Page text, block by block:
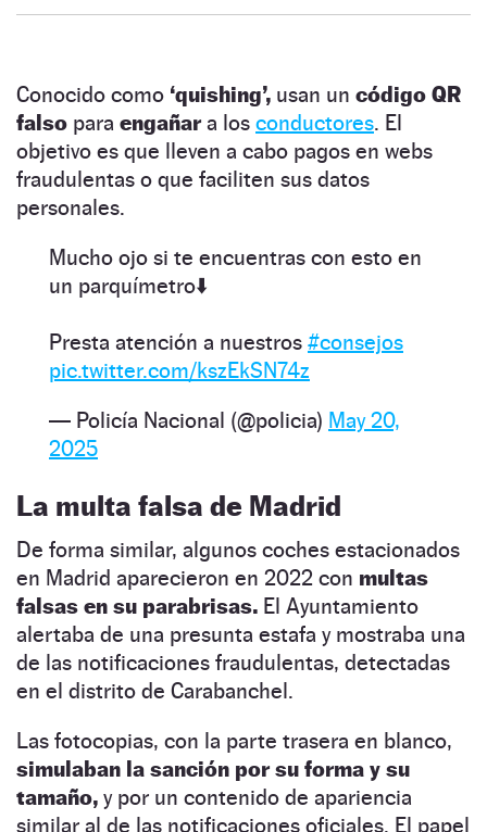
Conocido como ‘quishing’, usan un código QR
falso para engañara los conductores. El
objetivo es que lleven a cabo pagos en webs
fraudulentas o que faciliten sus datos
personales.
Mucho ojo si te encuentras con esto en
un parquímetro⬇️
Presta atención a nuestros #consejos
pic.twitter.com/kszEkSN74z
— Policía Nacional (@policia) May 20,
2025
La multa falsa de Madrid
De forma similar, algunos coches estacionados
en Madrid aparecieron en 2022 con multas
falsas en su parabrisas. El Ayuntamiento
alertaba de una presunta estafa y mostraba una
de las notificaciones fraudulentas, detectadas
en el distrito de Carabanchel.
Las fotocopias, con la parte trasera en blanco,
simulaban la sanción por su forma y su
tamaño, y por un contenido de apariencia
similar al de las notificaciones oficiales. El papel